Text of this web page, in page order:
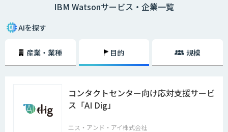
て「3層のAIモデルによって効率的に学習できる点」が挙げられるでしょ
う。Watsonは、自然言語の解析を行う「ベースAI型モデル層」、業界特有
た学習によって適切な知見を見出す「企業個別モデル層」の3層で構成さ
が広く活用されているのです。
IBM Watsonサービス・企業一覧
AIを探す
産業・業種 目的 規模
コンタクトセンター向け応対支援サービ
ス「AI Dig」
エス・アンド・アイ株式会社